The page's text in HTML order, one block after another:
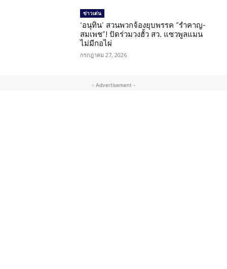
ข่าวเด่น
‘อนุทิน’ สวนพวกจ้องยุบพรรค “รำคาญ-
สมเพช”! ปัดร่วมวงฮั้ว สว. แซวพูลแมน
ไม่มีกอไผ่
กรกฎาคม 27, 2026
- Advertisement -